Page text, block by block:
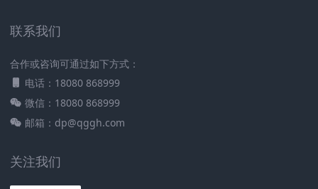
联系我们
合作或咨询可通过如下方式：
电话：18080 868999
微信：18080 868999
邮箱：dp@qggh.com
关注我们